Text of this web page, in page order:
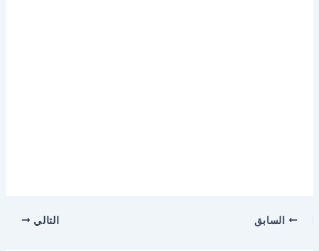
السابق التالي